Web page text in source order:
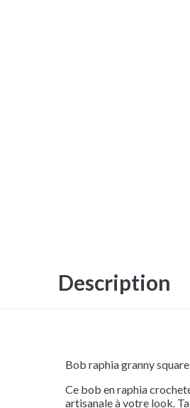
Description
Bob raphia granny
Ce bob en raphia
artisanale à votre look.